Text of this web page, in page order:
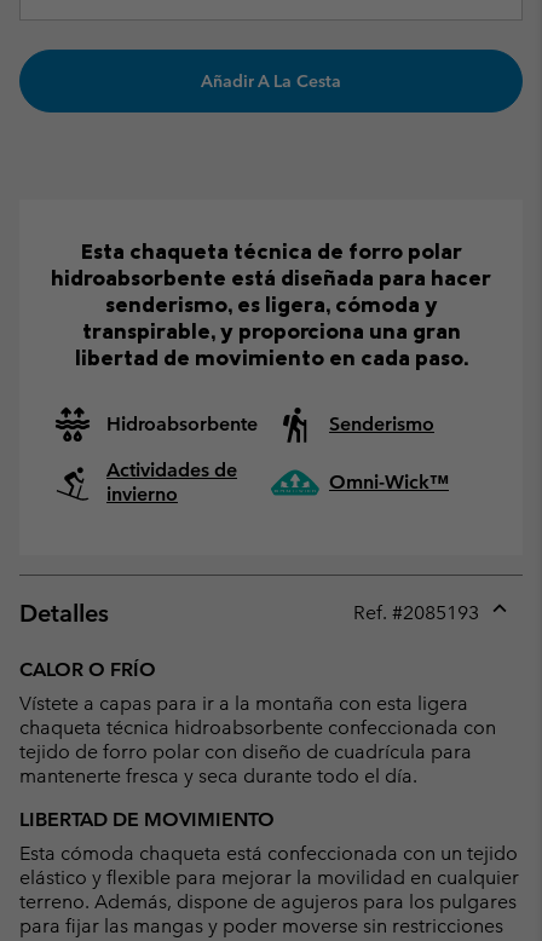
Añadir A La Cesta
Esta chaqueta técnica de forro polar
hidroabsorbente está diseñada para hacer
senderismo, es ligera, cómoda y
transpirable, y proporciona una gran
libertad de movimiento en cada paso.
Hidroabsorbente
Senderismo
Actividades de
invierno
Omni-Wick™
Detalles Ref. #2085193
CALOR O FRÍO
Vístete a capas para ir a la montaña con esta ligera
chaqueta técnica hidroabsorbente confeccionada con
tejido de forro polar con diseño de cuadrícula para
mantenerte fresca y seca durante todo el día.
LIBERTAD DE MOVIMIENTO
Esta cómoda chaqueta está confeccionada con un tejido
elástico y flexible para mejorar la movilidad en cualquier
terreno. Además, dispone de agujeros para los pulgares
para fijar las mangas y poder moverse sin restricciones